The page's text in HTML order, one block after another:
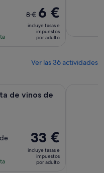
precio
anterior
era
8 €
actual
por
adulto
8 € 6 €
incluye tasas e
impuestos
por adulto
Ver las 36 actividades
de vinos de
El
precio
es
de
33 €
incluye tasas e
impuestos
por adulto